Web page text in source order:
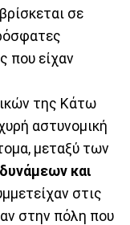
σε
που είχαν
της Κάτω
αστυνομική
μεταξύ των
και
στις
στην πόλη που